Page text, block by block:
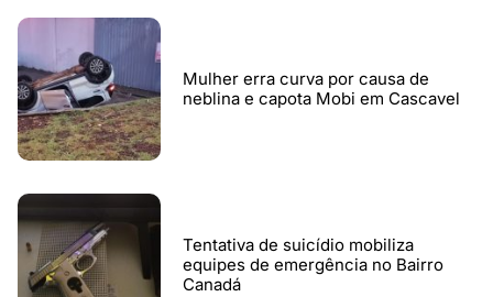
Mulher erra curva por causa de
neblina e capota Mobi em Cascavel
Tentativa de suicídio mobiliza
equipes de emergência no Bairro
Canadá